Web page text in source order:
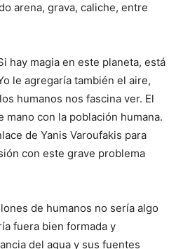
arena, grava, caliche, entre
hay magia en este planeta, está
le agregaría también el aire,
humanos nos fascina ver. El
mano con la población humana.
de Yanis Varoufakis para
con este grave problema
de humanos no sería algo
fuera bien formada y
del agua y sus fuentes